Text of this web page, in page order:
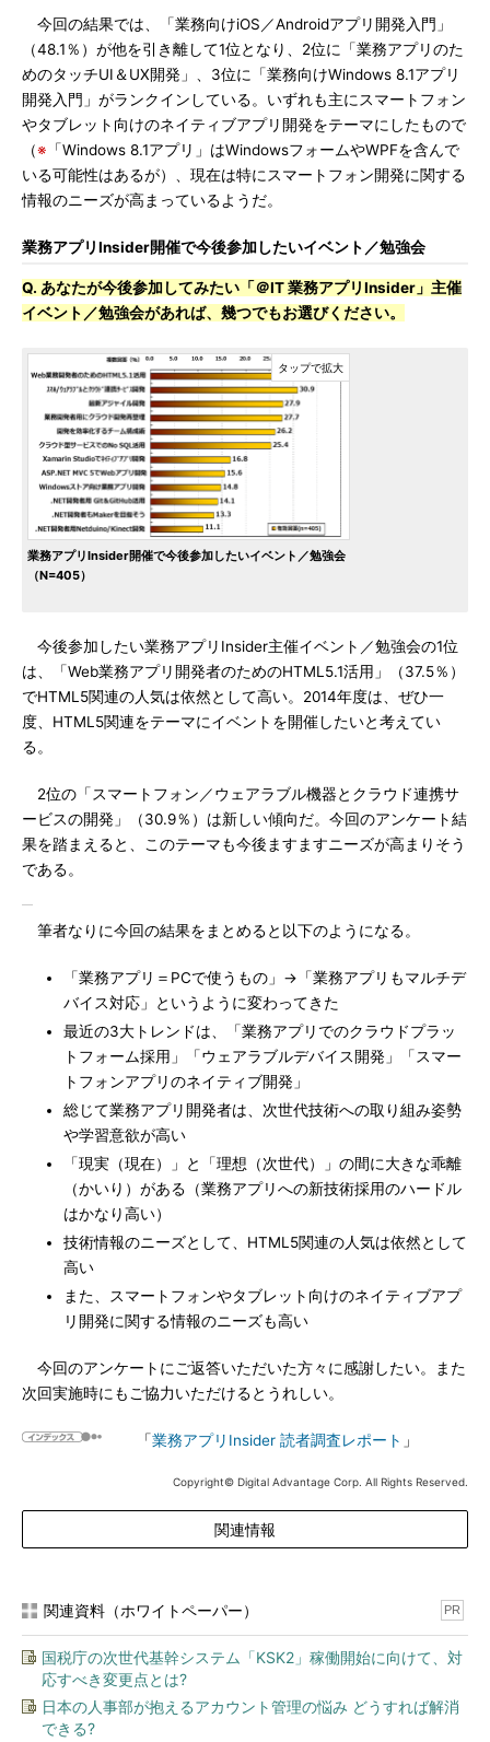
今回の結果では、「業務向けiOS／Androidアプリ開発入門」
（48.1％）が他を引き離して1位となり、2位に「業務アプリのた
めのタッチUI＆UX開発」、3位に「業務向けWindows 8.1アプリ
開発入門」がランクインしている。いずれも主にスマートフォン
やタブレット向けのネイティブアプリ開発をテーマにしたもので
（※ 「Windows 8.1アプリ」はWindowsフォームやWPFを含んで
いる可能性はあるが）、現在は特にスマートフォン開発に関する
情報のニーズが高まっているようだ。
業務アプリInsider開催で今後参加したいイベント／勉強会
Q. あなたが今後参加してみたい「＠IT 業務アプリInsider」主催
イベント／勉強会があれば、幾つでもお選びください。
業務アプリInsider開催で今後参加したいイベント／勉強会
（N=405）
今後参加したい業務アプリInsider主催イベント／勉強会の1位
は、「Web業務アプリ開発者のためのHTML5.1活用」（37.5％）
でHTML5関連の人気は依然として高い。2014年度は、ぜひ一
度、HTML5関連をテーマにイベントを開催したいと考えてい
る。
2位の「スマートフォン／ウェアラブル機器とクラウド連携サ
ービスの開発」（30.9％）は新しい傾向だ。今回のアンケート結
果を踏まえると、このテーマも今後ますますニーズが高まりそう
である。
筆者なりに今回の結果をまとめると以下のようになる。
「業務アプリ＝PCで使うもの」→「業務アプリもマルチデ
バイス対応」というように変わってきた
最近の3大トレンドは、「業務アプリでのクラウドプラッ
トフォーム採用」「ウェアラブルデバイス開発」「スマー
トフォンアプリのネイティブ開発」
総じて業務アプリ開発者は、次世代技術への取り組み姿勢
や学習意欲が高い
「現実（現在）」と「理想（次世代）」の間に大きな乖離
（かいり）がある（業務アプリへの新技術採用のハードル
はかなり高い）
技術情報のニーズとして、HTML5関連の人気は依然として
高い
また、スマートフォンやタブレット向けのネイティブアプ
リ開発に関する情報のニーズも高い
今回のアンケートにご返答いただいた方々に感謝したい。また
次回実施時にもご協力いただけるとうれしい。
「業務アプリInsider 読者調査レポート 」
Copyright© Digital Advantage Corp. All Rights Reserved.
関連情報
関連資料（ホワイトペーパー） PR
国税庁の次世代基幹システム「KSK2」稼働開始に向けて、対
応すべき変更点とは?
日本の人事部が抱えるアカウント管理の悩み どうすれば解消
できる?